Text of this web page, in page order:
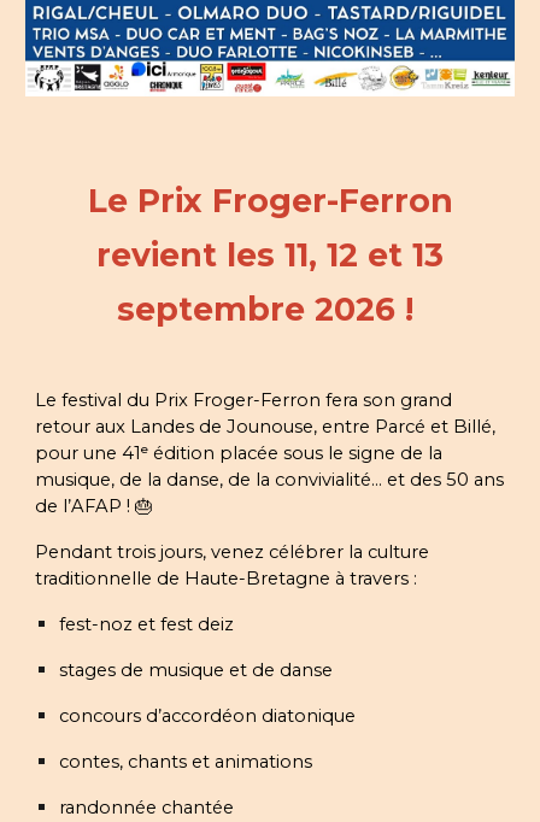
Le Prix Froger-Ferron
revient les 11, 12 et 13
septembre 2026 !
Le festival du Prix Froger-Ferron fera son grand
retour aux Landes de Jounouse, entre Parcé et Billé,
pour une 41ᵉ édition placée sous le signe de la
musique, de la danse, de la convivialité… et des 50 ans
de l’AFAP ! 🎂
Pendant trois jours, venez célébrer la culture
traditionnelle de Haute-Bretagne à travers :
fest-noz et fest deiz
stages de musique et de danse
concours d’accordéon diatonique
contes, chants et animations
randonnée chantée